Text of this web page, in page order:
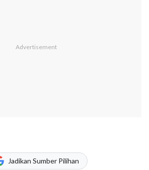
Jadikan Sumber Pilihan